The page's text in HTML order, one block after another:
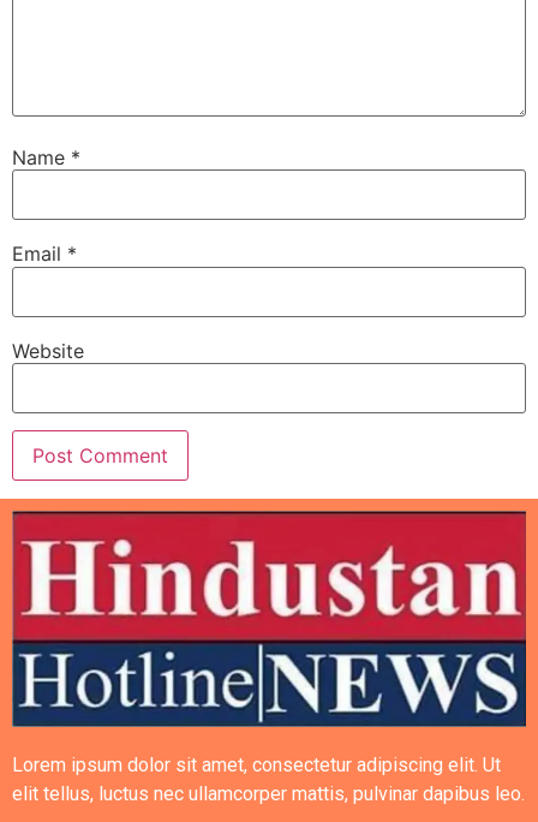
Name *
Email *
Website
Lorem ipsum dolor sit amet, consectetur adipiscing elit. Ut
elit tellus, luctus nec ullamcorper mattis, pulvinar dapibus leo.